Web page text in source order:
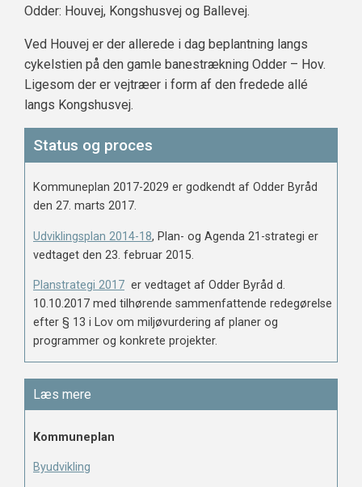
Odder: Houvej, Kongshusvej og Ballevej.
Ved Houvej er der allerede i dag beplantning langs
cykelstien på den gamle banestrækning Odder – Hov.
Ligesom der er vejtræer i form af den fredede allé
langs Kongshusvej.
Status og proces
Kommuneplan 2017-2029 er godkendt af Odder Byråd
den 27. marts 2017.
Udviklingsplan 2014-18, Plan- og Agenda 21-strategi er
vedtaget den 23. februar 2015.
Planstrategi 2017 er vedtaget af Odder Byråd d.
10.10.2017 med tilhørende sammenfattende redegørelse
efter § 13 i Lov om miljøvurdering af planer og
programmer og konkrete projekter.
Læs mere
Kommuneplan
Byudvikling